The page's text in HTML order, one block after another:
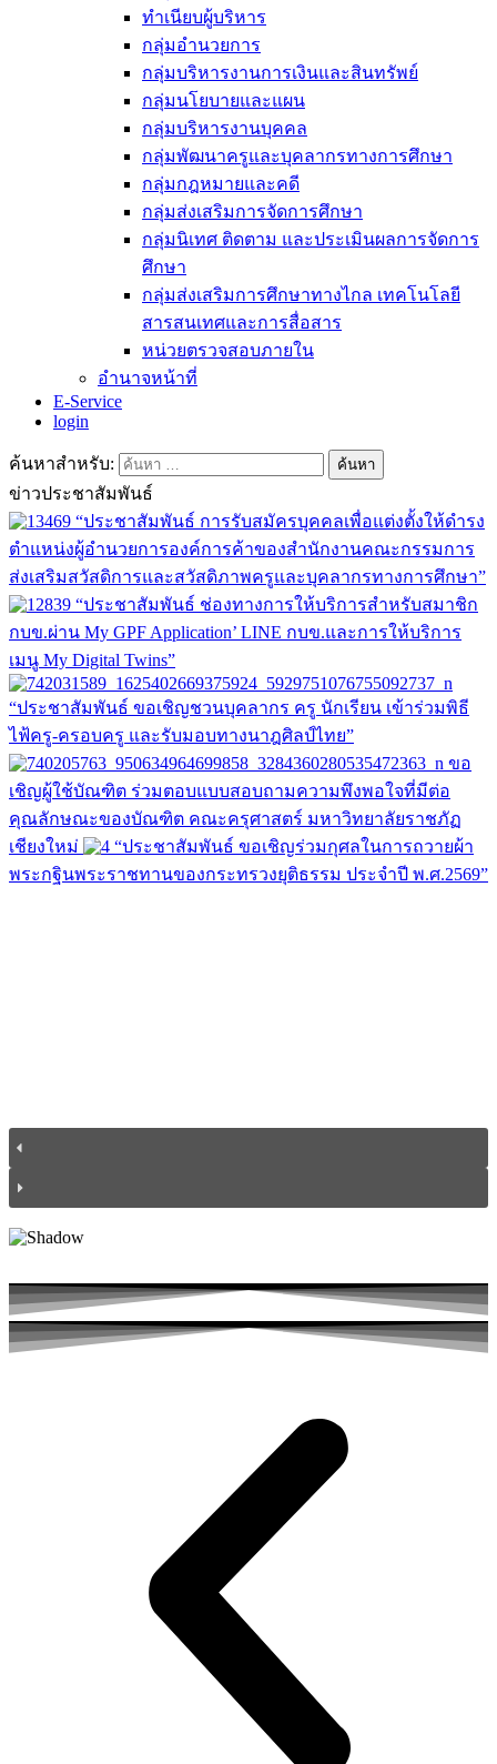
ทำเนียบผู้บริหาร
กลุ่มอำนวยการ
กลุ่มบริหารงานการเงินและสินทรัพย์
กลุ่มนโยบายและแผน
กลุ่มบริหารงานบุคคล
กลุ่มพัฒนาครูและบุคลากรทางการศึกษา
กลุ่มกฎหมายและคดี
กลุ่มส่งเสริมการจัดการศึกษา
กลุ่มนิเทศ ติดตาม และประเมินผลการจัดการ
ศึกษา
กลุ่มส่งเสริมการศึกษาทางไกล เทคโนโลยี
สารสนเทศและการสื่อสาร
หน่วยตรวจสอบภายใน
อำนาจหน้าที่
E-Service
login
ค้นหาสำหรับ:
ข่าวประชาสัมพันธ์
“ประชาสัมพันธ์ การรับสมัครบุคคลเพื่อแต่งตั้งให้ดำรง
ตำแหน่งผู้อำนวยการองค์การค้าของสำนักงานคณะกรรมการ
ส่งเสริมสวัสดิการและสวัสดิภาพครูและบุคลากรทางการศึกษา”
“ประชาสัมพันธ์ ช่องทางการให้บริการสำหรับสมาชิก
กบข.ผ่าน My GPF Application’ LINE กบข.และการให้บริการ
เมนู My Digital Twins”
“ประชาสัมพันธ์ ขอเชิญชวนบุคลากร ครู นักเรียน เข้าร่วมพิธี
ไฟ้ครู-ครอบครู และรับมอบทางนาฎศิลป์ไทย”
ขอ
เชิญผู้ใช้บัณฑิต ร่วมตอบแบบสอบถามความพึงพอใจที่มีต่อ
คุณลักษณะของบัณฑิต คณะครุศาสตร์ มหาวิทยาลัยราชภัฏ
เชียงใหม่
“ประชาสัมพันธ์ ขอเชิญร่วมกุศลในการถวายผ้า
พระกฐินพระราชทานของกระทรวงยุติธรรม ประจำปี พ.ศ.2569”